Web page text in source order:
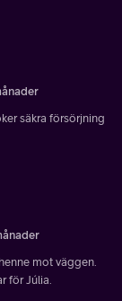
säkra försörjning
mot väggen.
för Júlia.